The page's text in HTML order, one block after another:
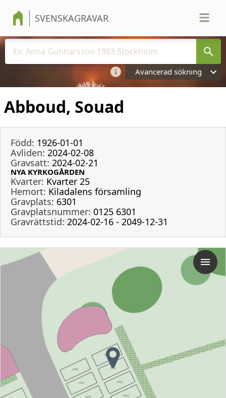
SVENSKAGRAVAR
Avancerad sökning
Abboud, Souad
Född: 1926-01-01
Avliden: 2024-02-08
Gravsatt: 2024-02-21
NYA KYRKOGÅRDEN
Kvarter: Kvarter 25
Hemort: Kiladalens församling
Gravplats: 6301
Gravplatsnummer: 0125 6301
Gravrättstid: 2024-02-16 - 2049-12-31